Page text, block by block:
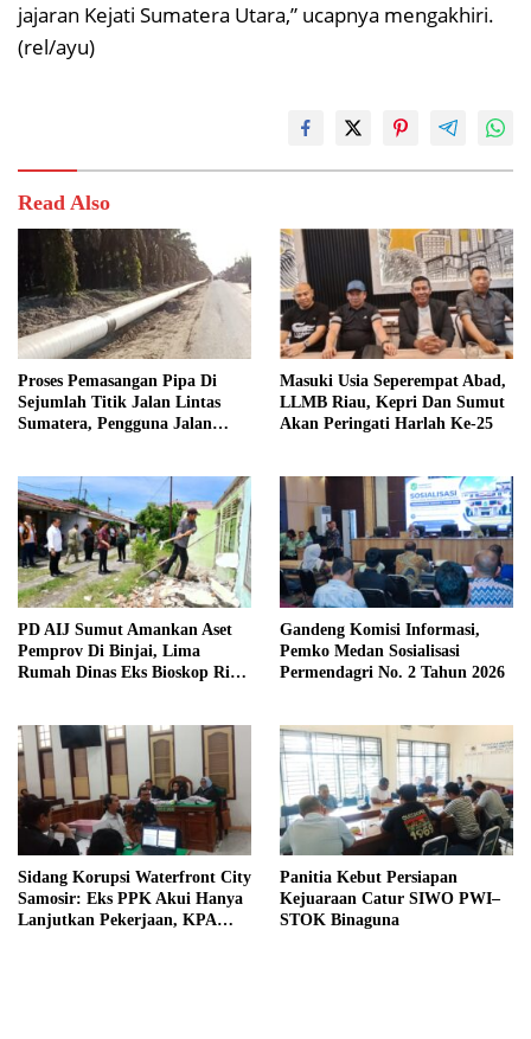
jajaran Kejati Sumatera Utara,” ucapnya mengakhiri.
(rel/ayu)
Read Also
Proses Pemasangan Pipa Di
Sejumlah Titik Jalan Lintas
Sumatera, Pengguna Jalan
Masuki Usia Seperempat Abad,
LLMB Riau, Kepri Dan Sumut
Akan Peringati Harlah Ke-25
PD AIJ Sumut Amankan Aset
Pemprov Di Binjai, Lima
Rumah Dinas Eks Bioskop Ria
Gandeng Komisi Informasi,
Pemko Medan Sosialisasi
Permendagri No. 2 Tahun 2026
Sidang Korupsi Waterfront City
Samosir: Eks PPK Akui Hanya
Lanjutkan Pekerjaan, KPA
Panitia Kebut Persiapan
Kejuaraan Catur SIWO PWI–
STOK Binaguna